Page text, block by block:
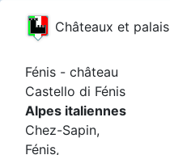
Châteaux et palais
Fénis - château
Castello di Fénis
Alpes italiennes
Chez-Sapin,
Fénis,